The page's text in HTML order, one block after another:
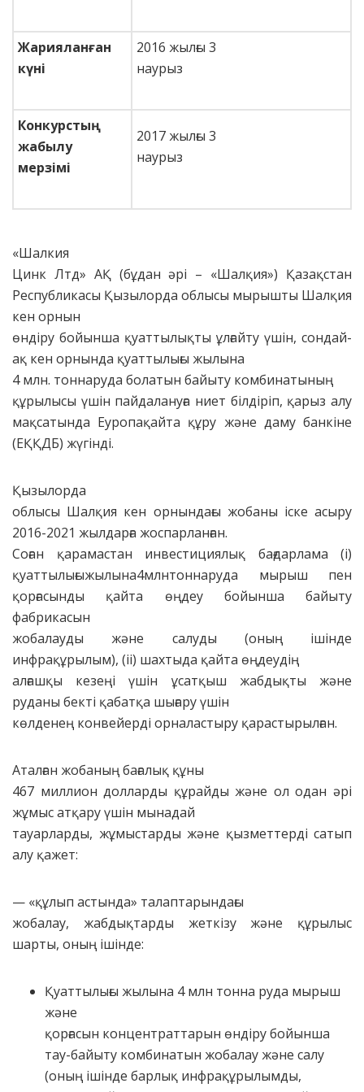
Жарияланған
күні
2016 жылғы 3
наурыз
Конкурстың
жабылу
мерзімі
2017 жылғы 3
наурыз
«Шалкия
Цинк Лтд» АҚ (бұдан әрі – «Шалқия») Қазақстан
Республикасы Қызылорда облысы мырышты Шалқия
кен орнын
өндіру бойынша қуаттылықты ұлғайту үшін, сондай-
ақ кен орнында қуаттылығы жылына
4 млн. тоннаруда болатын байыту комбинатының
құрылысы үшін пайдалануға ниет білдіріп, қарыз алу
мақсатында Еуропақайта құру және даму банкіне
(ЕҚҚДБ) жүгінді.
Қызылорда
облысы Шалқия кен орнындағы жобаны іске асыру
2016-2021 жылдарға жоспарланған.
Соған қарамастан инвестициялық бағдарлама (i)
қуаттылығыжылына4млнтоннаруда мырыш пен
қорғасынды қайта өңдеу бойынша байыту
фабрикасын
жобалауды және салуды (оның ішінде
инфрақұрылым), (ii) шахтыда қайта өңдеудің
алғашқы кезеңі үшін ұсатқыш жабдықты және
руданы бекті қабатқа шығару үшін
көлденең конвейерді орналастыру қарастырылған.
Аталған жобаның бағалық құны
467 миллион долларды құрайды және ол одан әрі
жұмыс атқару үшін мынадай
тауарларды, жұмыстарды және қызметтерді сатып
алу қажет:
— «құлып астында» талаптарындағы
жобалау, жабдықтарды жеткізу және құрылыс
шарты, оның ішінде:
Қуаттылығы жылына 4 млн тонна руда мырыш
және
қорғасын концентраттарын өндіру бойынша
тау-байыту комбинатын жобалау және салу
(оның ішінде барлық инфрақұрылымды,